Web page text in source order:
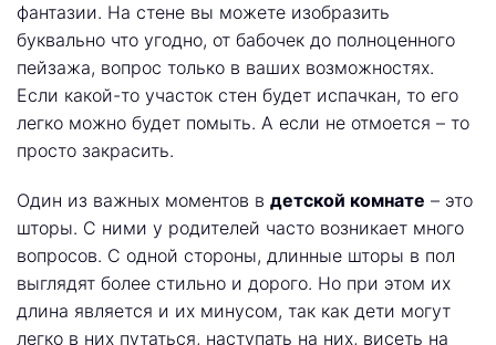
фантазии. На стене вы можете изобразить
буквально что угодно, от бабочек до полноценного
пейзажа, вопрос только в ваших возможностях.
Если какой-то участок стен будет испачкан, то его
легко можно будет помыть. А если не отмоется – то
просто закрасить.
Один из важных моментов в детской комнате – это
шторы. С ними у родителей часто возникает много
вопросов. С одной стороны, длинные шторы в пол
выглядят более стильно и дорого. Но при этом их
длина является и их минусом, так как дети могут
легко в них путаться, наступать на них, висеть на